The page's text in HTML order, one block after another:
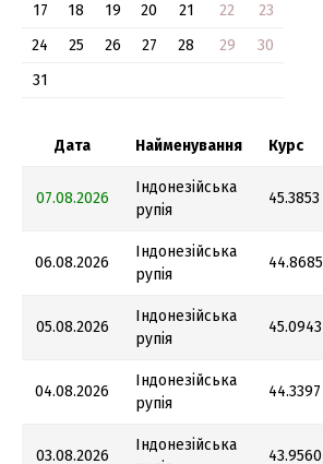
17
18 19 20 21 22
23
24
25 26 27 28 29
30
31
Дата Найменування Курс
07.08.2026
Індонезійська
рупія
45.3853
06.08.2026
Індонезійська
рупія
44.8685
05.08.2026
Індонезійська
рупія
45.0943
04.08.2026
Індонезійська
рупія
44.3397
03.08.2026
Індонезійська
43.9560